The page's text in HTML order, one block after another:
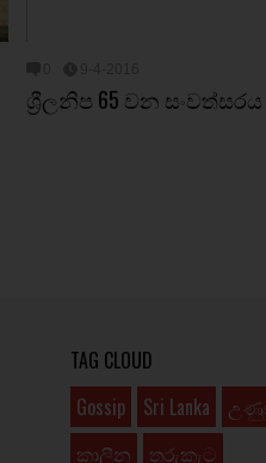
ශ්‍රීලනිප 65 වන සංවත්සරය
TAG CLOUD
Gossip
Sri Lanka
කාලීන
තරුකැට